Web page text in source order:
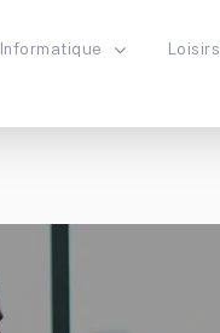
Informatique
Loisirs